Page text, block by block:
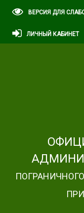
ВЕРСИЯ ДЛЯ
ЛИЧНЫЙ КАБИНЕТ